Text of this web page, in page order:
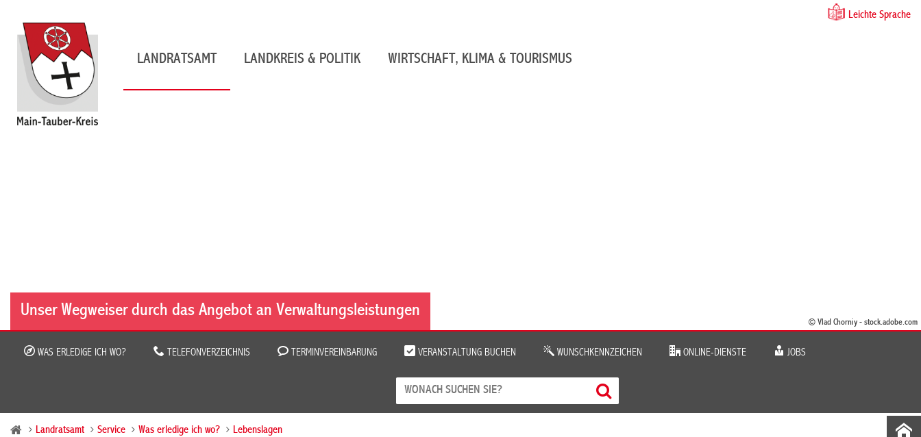
Leichte Sprache
LANDRATSAMT LANDKREIS & POLITIK WIRTSCHAFT, KLIMA & TOURISMUS
Unser Wegweiser durch das Angebot an Verwaltungsleistungen
© Vlad Chorniy - stock.adobe.com
WAS ERLEDIGE ICH WO? TELEFONVERZEICHNIS TERMINVEREINBARUNG VERANSTALTUNG BUCHEN WUNSCHKENNZEICHEN ONLINE-DIENSTE JOBS
Landratsamt Service Was erledige ich wo? Lebenslagen